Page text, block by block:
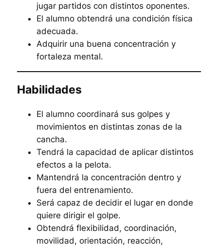
jugar partidos con distintos oponentes.
El alumno obtendrá una condición física
adecuada.
Adquirir una buena concentración y
fortaleza mental.
Habilidades
El alumno coordinará sus golpes y
movimientos en distintas zonas de la
cancha.
Tendrá la capacidad de aplicar distintos
efectos a la pelota.
Mantendrá la concentración dentro y
fuera del entrenamiento.
Será capaz de decidir el lugar en donde
quiere dirigir el golpe.
Obtendrá flexibilidad, coordinación,
movilidad, orientación, reacción,